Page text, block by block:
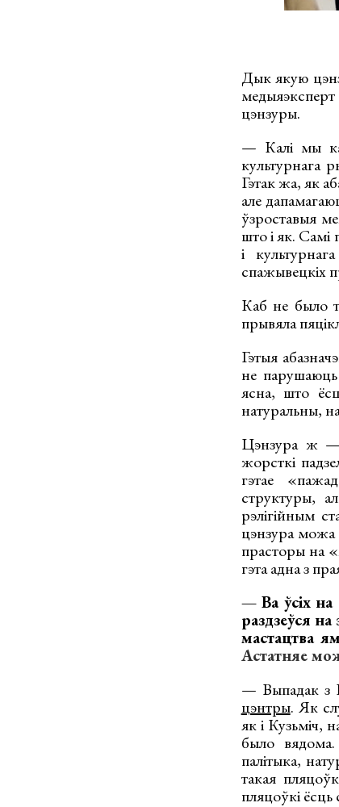
Дык якую
медыяэксперт
цэнзуры.
— Калі мы
культурнага
Гэтак жа, як
але
ўзроставыя
што і як. Самі
і
спажывецкіх
Каб не было
прывяла
Гэтыя
не
ясна, што
натуральны,
Цэнзура ж —
жорсткі
гэтае
структуры,
рэлігійным
цэнзура можа
прасторы на
гэта адна з
— Ва ўсіх
раздзеўся
мастацтва
Астатняе
— Выпадак з
цэнтры. Як
як і Кузьміч,
было
палітыка,
такая
пляцоўкі